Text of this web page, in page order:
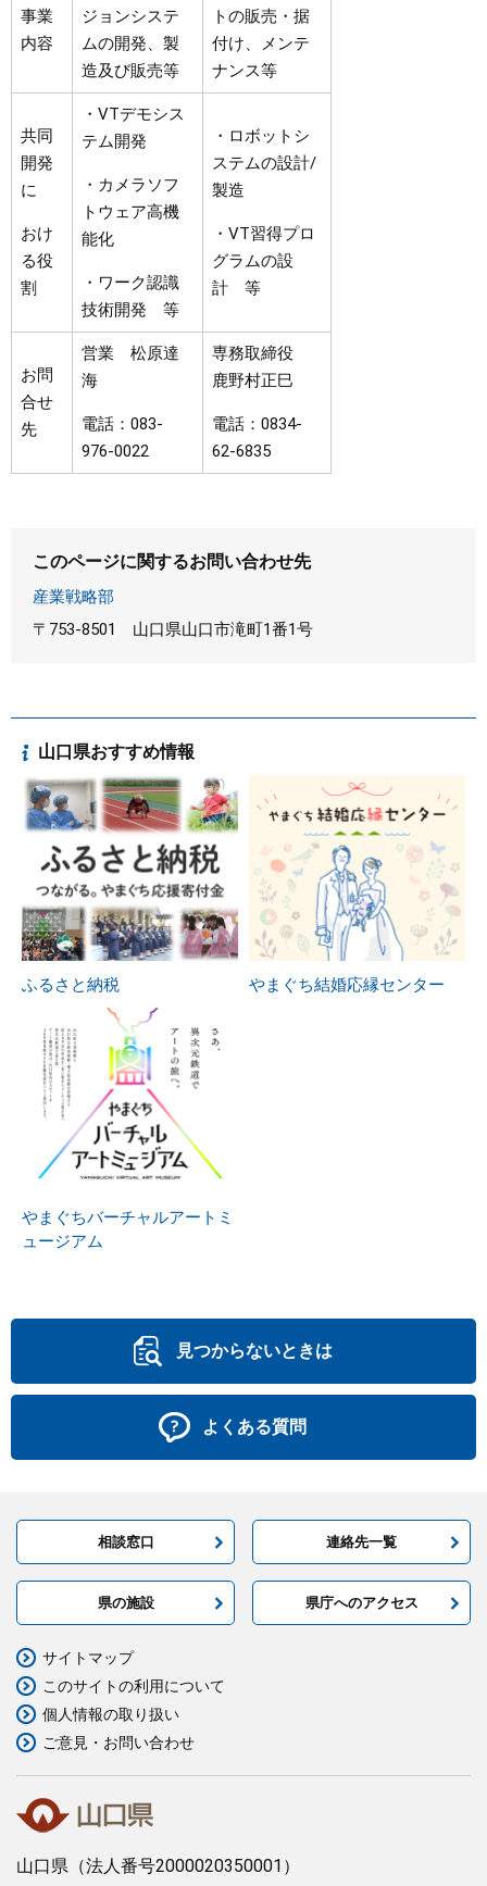
事業
内容
ジョンシステ
ムの開発、製
造及び販売等
トの販売・据
付け、メンテ
ナンス等
共同
開発
に
おけ
る役
割
・VTデモシス
テム開発
・カメラソフ
トウェア高機
能化
・ワーク認識
技術開発 等
・ロボットシ
ステムの設計/
製造
・VT習得プロ
グラムの設
計 等
お問
合せ
先
営業 松原達
海
電話：083-
976-0022
専務取締役
鹿野村正巳
電話：0834-
62-6835
このページに関するお問い合わせ先
産業戦略部
〒753-8501
山口県山口市滝町1番1号
山口県おすすめ情報
ふるさと納税 やまぐち結婚応縁センター
やまぐちバーチャルアートミ
ュージアム
見つからないときは
よくある質問
相談窓口 連絡先一覧
県の施設 県庁へのアクセス
山口県 （法人番号2000020350001）
サイトマップ
このサイトの利用について
個人情報の取り扱い
ご意見・お問い合わせ